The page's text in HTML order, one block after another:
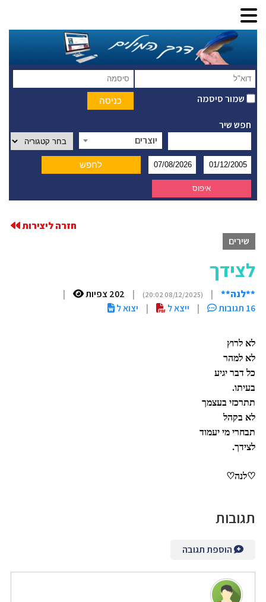
שמור סיסמה
חפש שיר
יוצרים
חזרה ליצירות
שירים
לצידך
**לנה** |
(08/12/2025 20:02)
| 202 צפיות
|
16 תגובות
| ייצא ל | יצוא ל
לא לרוץ
לא למהר
כל דבר יגיע
בעיתו.
תתרכזי בעצמך
לא בקהל
תבחרי מי יעמוד
לצידך.
♡לנה♡
תגובות
הוספת תגובה